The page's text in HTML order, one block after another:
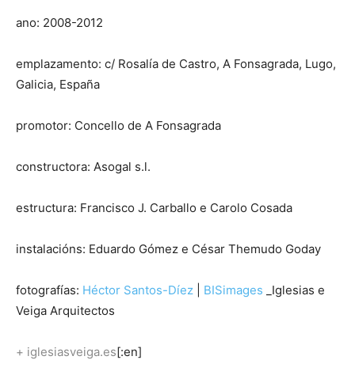
ano: 2008-2012
emplazamento: c/ Rosalía de Castro, A Fonsagrada, Lugo,
Galicia, España
promotor: Concello de A Fonsagrada
constructora: Asogal s.l.
estructura: Francisco J. Carballo e Carolo Cosada
instalacións: Eduardo Gómez e César Themudo Goday
fotografías: Héctor Santos-Díez BISimages _Iglesias e
Veiga Arquitectos
+ iglesiasveiga.es[:en]